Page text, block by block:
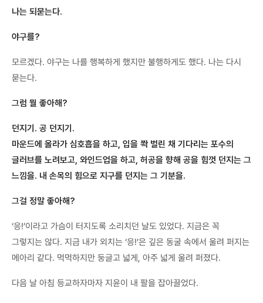
나는 되묻는다.
야구를?
모르겠다. 야구는 나를 행복하게 했지만 불행하게도 했다. 나는 다시
묻는다.
그럼 뭘 좋아해?
던지기. 공 던지기.
마운드에 올라가 심호흡을 하고, 입을 쫙 벌린 채 기다리는 포수의
글러브를 노려보고, 와인드업을 하고, 허공을 향해 공을 힘껏 던지는 그
느낌을. 내 손목의 힘으로 지구를 던지는 그 기분을.
그걸 정말 좋아해?
‘응!’이라고 가슴이 터지도록 소리치던 날도 있었다. 지금은 꼭
그렇지는 않다. 지금 내가 외치는 ‘응!’은 깊은 동굴 속에서 울려 퍼지는
메아리 같다. 먹먹하지만 둥글고 넓게, 아주 넓게 울려 퍼졌다.
다음 날 아침 등교하자마자 지윤이 내 팔을 잡아끌었다.